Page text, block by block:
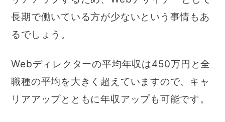
長期で働いている方が少ないという事情もあ
るでしょう。
Webディレクターの平均年収は450万円と全
職種の平均を大きく超えていますので、キャ
リアアップとともに年収アップも可能です。